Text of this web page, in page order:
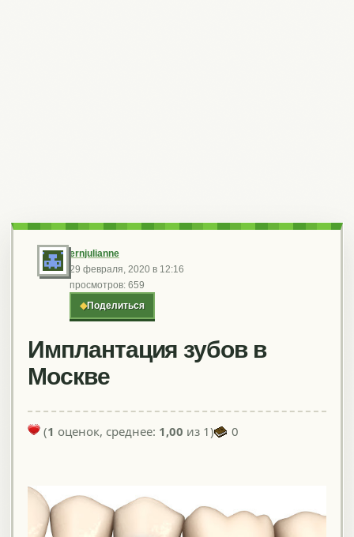
ernjulianne
29 февраля, 2020 в 12:16
просмотров: 659
◆Поделиться
Имплантация зубов в
Москве
(1 оценок, среднее: 1,00 из 1) 0